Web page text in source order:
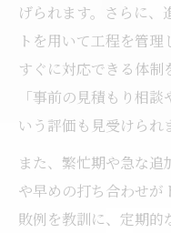
げられます。さらに、
トを用いて工程を管
すぐに対応できる体制
「事前の見積もり相
いう評価も見受けられ
また、繁忙期や急な
や早めの打ち合わせが
敗例を教訓に、定期的